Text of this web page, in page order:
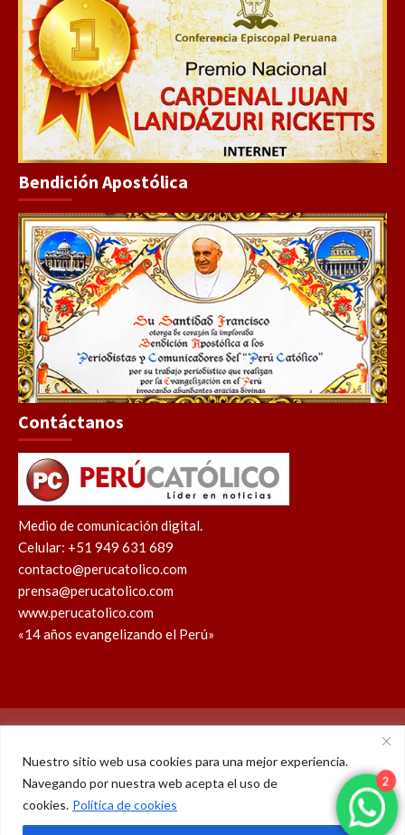
Nuestro sitio web usa cookies para una mejor experiencia.
Navegando por nuestra web acepta el uso de
cookies. Política de cookies
Bendición Apostólica
Contáctanos
Medio de comunicación digital.
Celular: +51 949 631 689
contacto@perucatolico.com
prensa@perucatolico.com
www.perucatolico.com
«14 años evangelizando el Perú»
WhatsAppFacebookYoutubeInstagram
X
© Derechos reservados 2026 – Perú Católico | 14 años
2